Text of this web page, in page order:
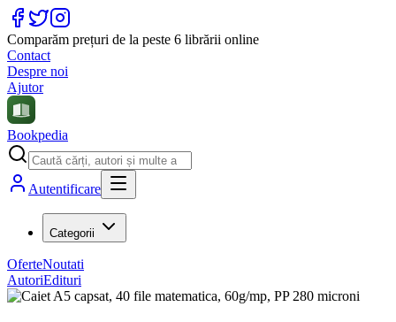
Comparăm prețuri de la peste 6 librării online
Contact
Despre noi
Ajutor
Bookpedia
Autentificare
Categorii
OferteNoutati
AutoriEdituri